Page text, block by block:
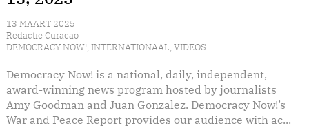
13 MAART 2025
Redactie Curacao
DEMOCRACY NOW!, INTERNATIONAAL, VIDEOS
Democracy Now! is a national, daily, independent,
award-winning news program hosted by journalists
Amy Goodman and Juan Gonzalez. Democracy Now!’s
War and Peace Report provides our audience with ac...